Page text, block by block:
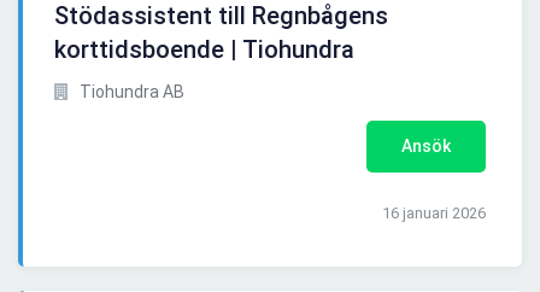
Stödassistent till Regnbågens
korttidsboende | Tiohundra
Tiohundra AB
Ansök
16 januari 2026